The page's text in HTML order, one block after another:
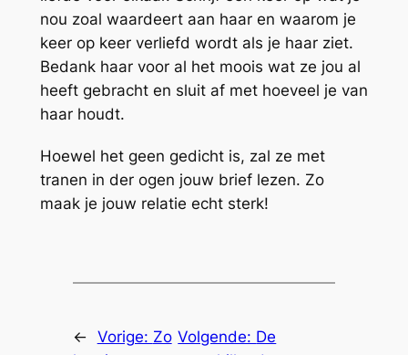
nou zoal waardeert aan haar en waarom je
keer op keer verliefd wordt als je haar ziet.
Bedank haar voor al het moois wat ze jou al
heeft gebracht en sluit af met hoeveel je van
haar houdt.
Hoewel het geen gedicht is, zal ze met
tranen in der ogen jouw brief lezen. Zo
maak je jouw relatie echt sterk!
← Vorige: Zo Volgende: De